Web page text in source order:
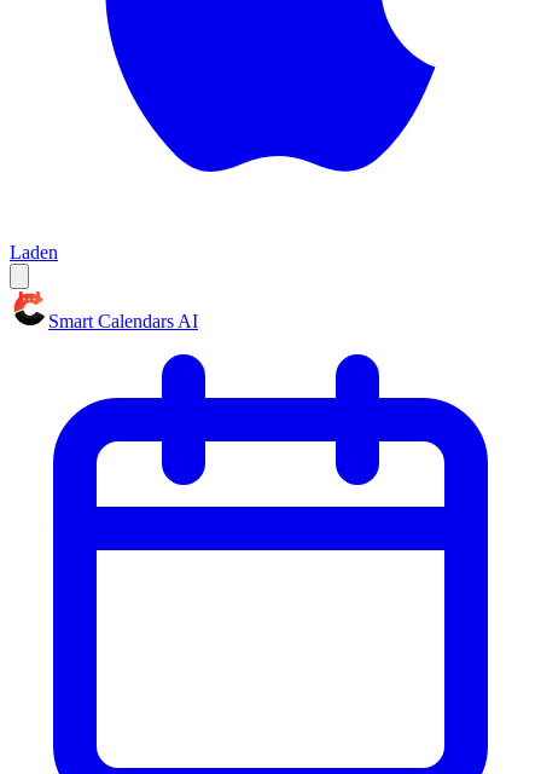
Laden
Smart Calendars AI